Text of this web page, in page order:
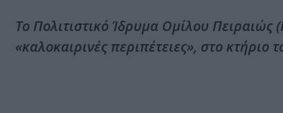
Το Πολιτιστικό Ίδρυμα Ομίλου
«καλοκαιρινές περιπέτειες», στο κτήριο